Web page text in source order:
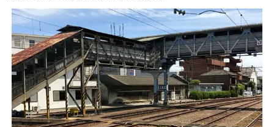
Infomation
ご注文方法
ヘルプページ
お問い合せ